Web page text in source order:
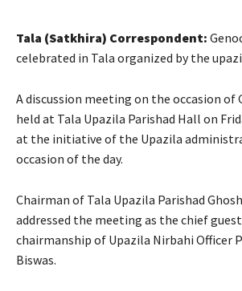
Tala (Satkhira) Correspondent:
celebrated in Tala organized by the
A discussion meeting on the occasion of
held at Tala Upazila Parishad Hall on
at the initiative of the Upazila
occasion of the day.
Chairman of Tala Upazila Parishad
addressed the meeting as the chief
chairmanship of Upazila Nirbahi Officer
Biswas.